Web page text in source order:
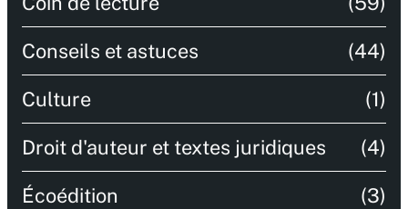
Conseils et astuces (44)
Culture (1)
Droit d'auteur et textes juridiques (4)
Écoédition (3)